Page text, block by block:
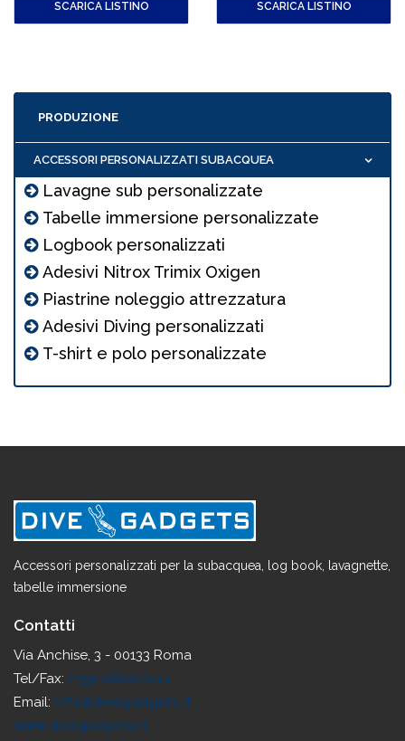
SCARICA LISTINO SCARICA LISTINO
PRODUZIONE
ACCESSORI PERSONALIZZATI SUBACQUEA
Lavagne sub personalizzate
Tabelle immersione personalizzate
Logbook personalizzati
Adesivi Nitrox Trimix Oxigen
Piastrine noleggio attrezzatura
Adesivi Diving personalizzati
T-shirt e polo personalizzate
Accessori personalizzati per la subacquea, log book, lavagnette,
tabelle immersione
Contatti
Via Anchise, 3 - 00133 Roma
Tel/Fax: (+39) 062017414
Email: info@divegadgets.it
www.divegadgets.it